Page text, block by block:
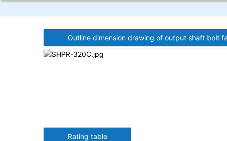
Outline dimension drawing of output shaft bolt
Rating table